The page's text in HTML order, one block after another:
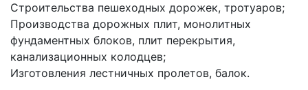
Строительства пешеходных дорожек, тротуаров;
Производства дорожных плит, монолитных
фундаментных блоков, плит перекрытия,
канализационных колодцев;
Изготовления лестничных пролетов, балок.